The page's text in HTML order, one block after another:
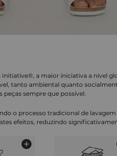
a maior iniciativa a nível
tanto ambiental quanto
peças sempre que possível.
o processo tradicional de
efeitos, reduzindo